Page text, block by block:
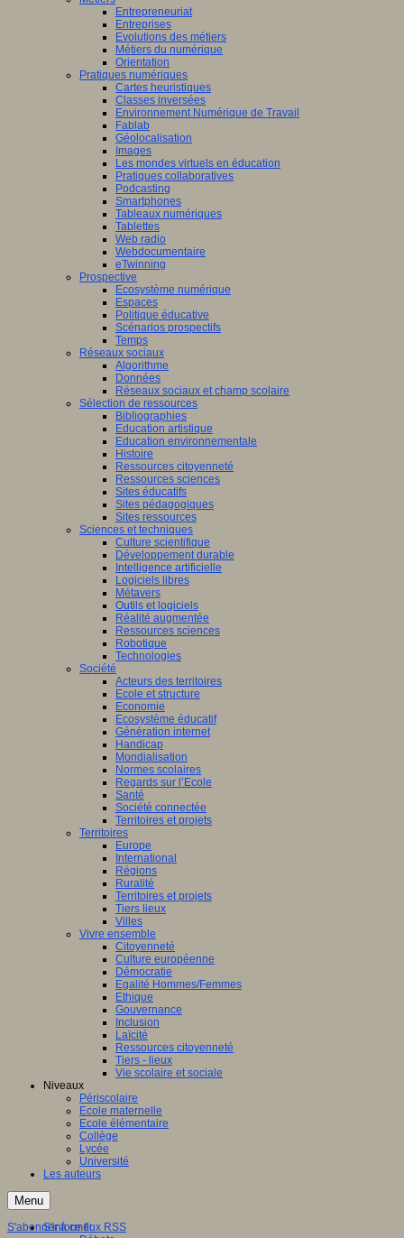
Entrepreneuriat
Entreprises
Evolutions des métiers
Métiers du numérique
Orientation
Pratiques numériques
Cartes heuristiques
Classes inversées
Environnement Numérique de Travail
Fablab
Géolocalisation
Images
Les mondes virtuels en éducation
Pratiques collaboratives
Podcasting
Smartphones
Tableaux numériques
Tablettes
Web radio
Webdocumentaire
eTwinning
Prospective
Ecosystème numérique
Espaces
Politique éducative
Scénarios prospectifs
Temps
Réseaux sociaux
Algorithme
Données
Réseaux sociaux et champ scolaire
Sélection de ressources
Bibliographies
Education artistique
Education environnementale
Histoire
Ressources citoyenneté
Ressources sciences
Sites éducatifs
Sites pédagogiques
Sites ressources
Sciences et techniques
Culture scientifique
Développement durable
Intelligence artificielle
Logiciels libres
Métavers
Outils et logiciels
Réalité augmentée
Ressources sciences
Robotique
Technologies
Société
Acteurs des territoires
Ecole et structure
Economie
Ecosystème éducatif
Génération internet
Handicap
Mondialisation
Normes scolaires
Regards sur l’Ecole
Santé
Société connectée
Territoires et projets
Territoires
Europe
International
Régions
Ruralité
Territoires et projets
Tiers lieux
Villes
Vivre ensemble
Citoyenneté
Culture européenne
Démocratie
Egalité Hommes/Femmes
Ethique
Gouvernance
Inclusion
Laïcité
Ressources citoyenneté
Tiers - lieux
Vie scolaire et sociale
Niveaux
Périscolaire
Ecole maternelle
Ecole élémentaire
Collège
Lycée
Université
Les auteurs
Menu
S'informer
S'abonner à ce flux RSS